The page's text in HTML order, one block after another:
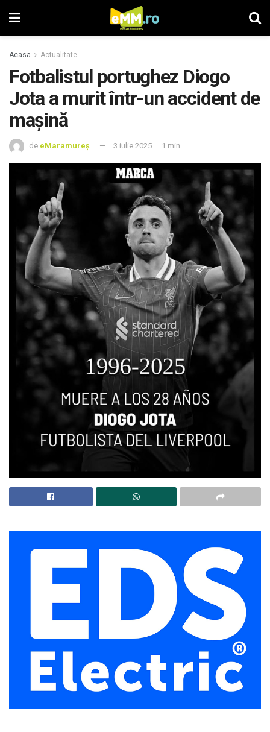
Acasa Actualitate
Fotbalistul portughez Diogo
Jota a murit într-un accident de
mașină
de eMaramureș 3 iulie 2025 1 min